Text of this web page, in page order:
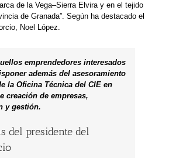
de la Vega–Sierra Elvira y en el tejido
de Granada”. Según ha destacado el
Noel López.
emprendedores interesados
además del asesoramiento
la Oficina Técnica del CIE en
creación de empresas,
y gestión.
del presidente del